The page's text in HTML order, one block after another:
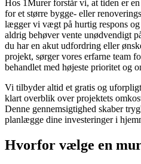
Hos 1Murer forstår vi, at tiden er
for et større bygge- eller
lægger vi vægt på hurtig respons
aldrig behøver vente unødvendigt
du har en akut udfordring eller
projekt, sørger vores erfarne team
behandlet med højeste prioritet og
Vi tilbyder altid et gratis og
klart overblik over projektets
Denne gennemsigtighed skaber
planlægge dine investeringer i
Hvorfor vælge en